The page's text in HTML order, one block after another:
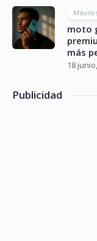
moto
más
18
Publicidad